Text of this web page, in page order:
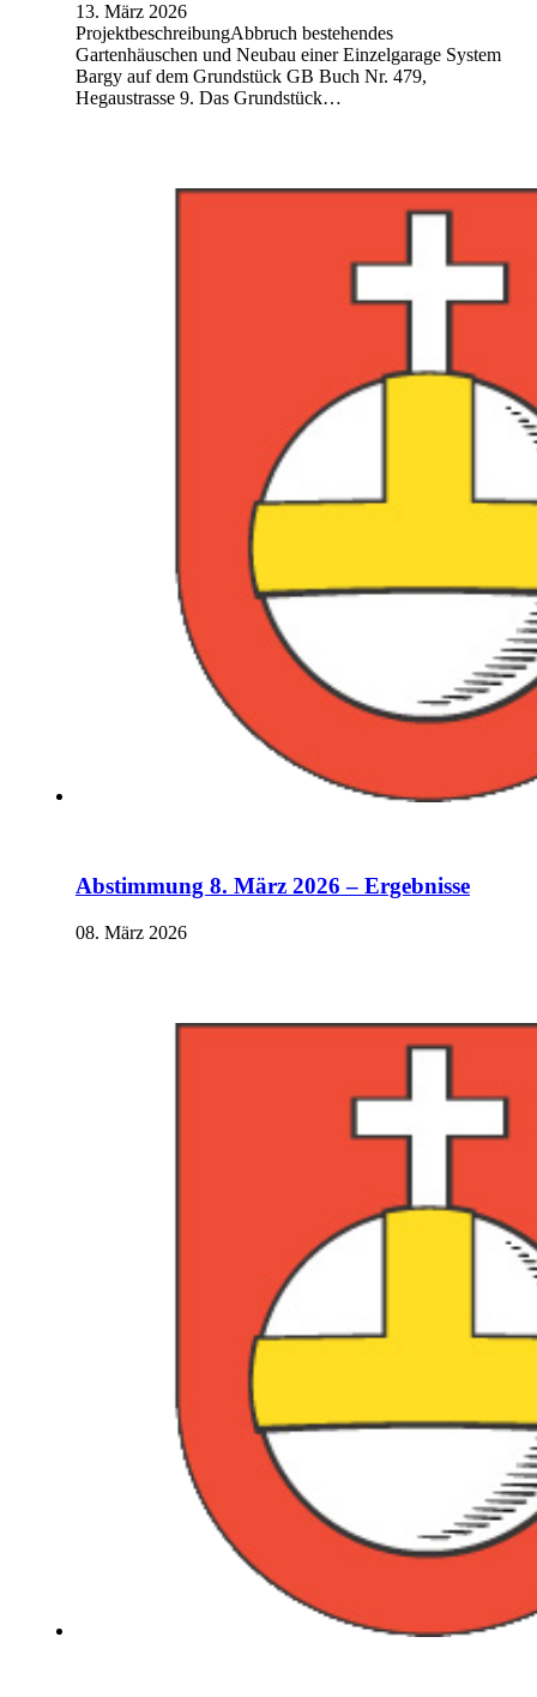
13. März 2026
ProjektbeschreibungAbbruch bestehendes
Gartenhäuschen und Neubau einer Einzelgarage System
Bargy auf dem Grundstück GB Buch Nr. 479,
Hegaustrasse 9. Das Grundstück…
Abstimmung 8. März 2026 – Ergebnisse
08. März 2026